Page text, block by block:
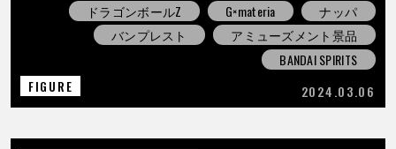
ドラゴンボールZ G×materia
ナッパ
バンプレスト
アミューズメント景品
BANDAI SPIRITS
FIGURE
2024.03.06